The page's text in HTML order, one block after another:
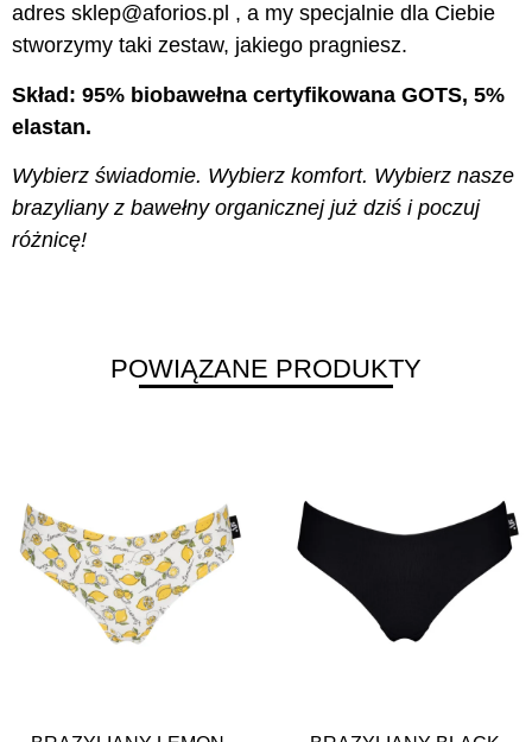
adres sklep@aforios.pl , a my specjalnie dla Ciebie
stworzymy taki zestaw, jakiego pragniesz.
Skład: 95% biobawełna certyfikowana GOTS, 5%
elastan.
Wybierz świadomie. Wybierz komfort. Wybierz nasze
brazyliany z bawełny organicznej już dziś i poczuj
różnicę!
POWIĄZANE PRODUKTY